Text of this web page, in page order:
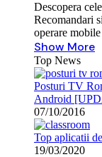
Descopera
Recomandari
operare
Show More
Top News
Posturi TV
Android
07/10/2016
Top aplicatii
19/03/2020